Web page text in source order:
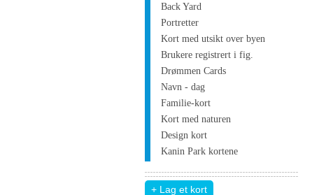
Back Yard
Portretter
Kort med utsikt over byen
Brukere registrert i fig.
Drømmen Cards
Navn - dag
Familie-kort
Kort med naturen
Design kort
Kanin Park kortene